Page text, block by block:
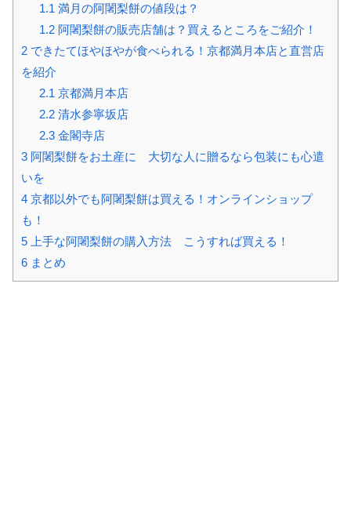
1.1 満月の阿闍梨餅の値段は？
1.2阿闍梨餅の販売店舗は？買えるところをご紹介！
2 できたてほやほやが食べられる！京都満月本店と直営店
を紹介
2.1 京都満月本店
2.2清水参寧坂店
2.3金閣寺店
3 阿闍梨餅をお土産に 大切な人に贈るなら包装にも心遣
いを
4 京都以外でも阿闍梨餅は買える！オンラインショップ
も！
5 上手な阿闍梨餅の購入方法 こうすれば買える！
6 まとめ